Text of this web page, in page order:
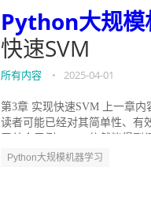
Python大规模
快速SVM
所有内容 • 2025-04-01
第3章 实现快速SVM 上一章内
读者可能已经对其简单性、有
处理存...
Python大规模机器学习